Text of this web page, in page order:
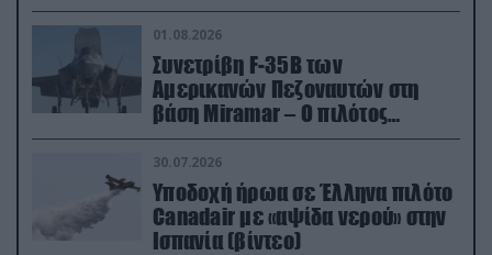
01.08.2026
Συνετρίβη F-35B των
Αμερικανών Πεζοναυτών στη
βάση Miramar – Ο πιλότος
εκτινάχθηκε εγκαίρως
30.07.2026
Υποδοχή ήρωα σε Έλληνα πιλότο
Canadair με «αψίδα νερού» στην
Ισπανία (βίντεο)